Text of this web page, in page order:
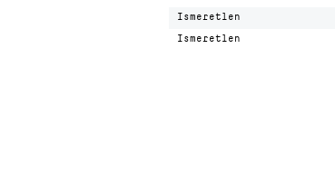
Ismeretlen
Ismeretlen